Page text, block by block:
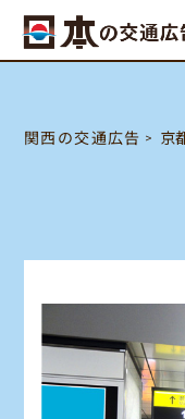
関西の交通広告 京